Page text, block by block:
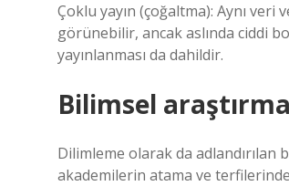
Çoklu yayın (çoğaltma): Aynı
görünebilir, ancak aslında ciddi
yayınlanması da dahildir.
Bilimsel
Dilimleme olarak da
akademilerin atama ve